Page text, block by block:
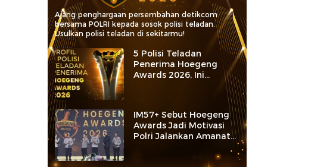
Ajang penghargaan persembahan detikcom
bersama POLRI kepada sosok polisi teladan.
Usulkan polisi teladan di sekitarmu!
5 Polisi Teladan
Penerima Hoegeng
Awards 2026, Ini
Kategori dan Kiprahnya
IM57+ Sebut Hoegeng
Awards Jadi Motivasi
Polri Jalankan Amanat